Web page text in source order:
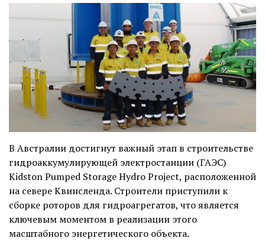
В Австралии достигнут важный этап в строительстве
гидроаккумулирующей электростанции (ГАЭС)
Kidston Pumped Storage Hydro Project, расположенной
на севере Квинсленда. Строители приступили к
сборке роторов для гидроагрегатов, что является
ключевым моментом в реализации этого
масштабного энергетического объекта.